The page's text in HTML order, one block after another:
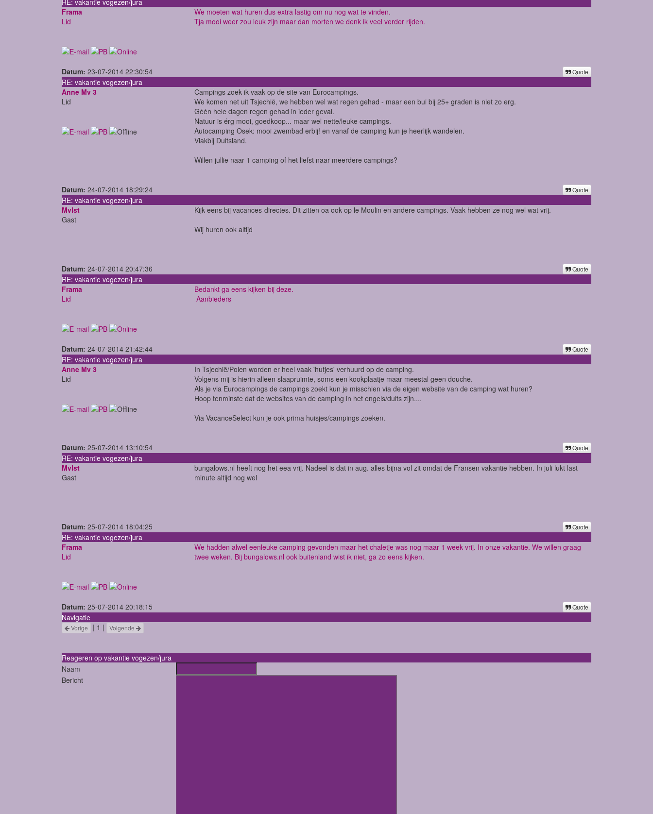
Frama
Lid
We moeten wat huren dus extra lastig om nu nog wat te vinden.
Tja mooi weer zou leuk zijn maar dan morten we denk ik veel verder rijden.
Datum: 23-07-2014 22:30:54 Quote
RE: vakantie vogezen/jura
Anne Mv 3
Lid
Campings zoek ik vaak op de site van Eurocampings.
We komen net uit Tsjechië, we hebben wel wat regen gehad - maar een bui bij 25+ graden is niet zo erg.
Géén hele dagen regen gehad in ieder geval.
Natuur is érg mooi, goedkoop... maar wel nette/leuke campings.
Autocamping Osek: mooi zwembad erbij! en vanaf de camping kun je heerlijk wandelen.
Vlakbij Duitsland.
Willen jullie naar 1 camping of het liefst naar meerdere campings?
Datum: 24-07-2014 18:29:24 Quote
RE: vakantie vogezen/jura
Mvlst
Gast
Kijk eens bij vacances-directes. Dit zitten oa ook op le Moulin en andere campings. Vaak hebben ze nog wel wat vrij.
Wij huren ook altijd
Datum: 24-07-2014 20:47:36 Quote
RE: vakantie vogezen/jura
Frama
Lid
Bedankt ga eens kijken bij deze.
Aanbieders
Datum: 24-07-2014 21:42:44 Quote
RE: vakantie vogezen/jura
Anne Mv 3
Lid
In Tsjechië/Polen worden er heel vaak 'hutjes' verhuurd op de camping.
Volgens mij is hierin alleen slaapruimte, soms een kookplaatje maar meestal geen douche.
Als je via Eurocampings de campings zoekt kun je misschien via de eigen website van de camping wat huren?
Hoop tenminste dat de websites van de camping in het engels/duits zijn....
Via VacanceSelect kun je ook prima huisjes/campings zoeken.
Datum: 25-07-2014 13:10:54 Quote
RE: vakantie vogezen/jura
Mvlst
Gast
bungalows.nl heeft nog het eea vrij. Nadeel is dat in aug. alles bijna vol zit omdat de Fransen vakantie hebben. In juli lukt last
minute altijd nog wel
Datum: 25-07-2014 18:04:25 Quote
RE: vakantie vogezen/jura
Frama
Lid
We hadden alwel eenleuke camping gevonden maar het chaletje was nog maar 1 week vrij. In onze vakantie. We willen graag
twee weken. Bij bungalows.nl ook buitenland wist ik niet, ga zo eens kijken.
Datum: 25-07-2014 20:18:15 Quote
Navigatie
Vorige | 1 | Volgende
Reageren op vakantie vogezen/jura
Naam
Bericht